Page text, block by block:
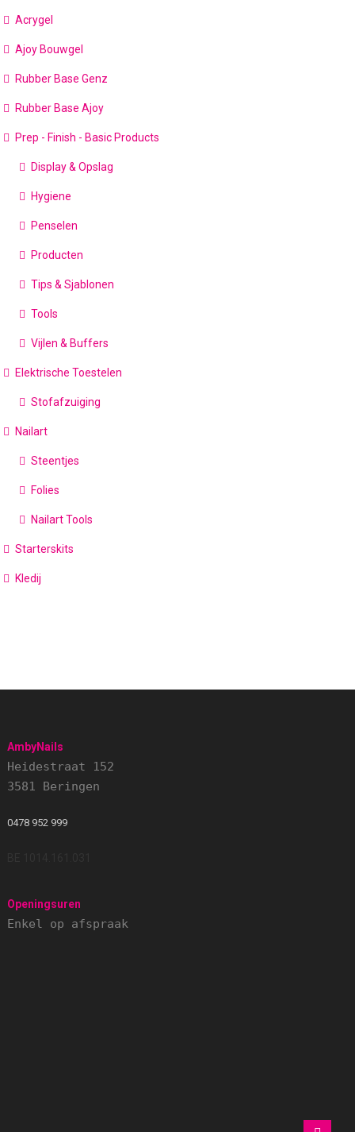
Acrygel
Ajoy Bouwgel
Rubber Base Genz
Rubber Base Ajoy
Prep - Finish - Basic Products
Display & Opslag
Hygiene
Penselen
Producten
Tips & Sjablonen
Tools
Vijlen & Buffers
Elektrische Toestelen
Stofafzuiging
Nailart
Steentjes
Folies
Nailart Tools
Starterskits
Kledij
AmbyNails
Heidestraat 152
3581 Beringen
0478 952 999
Openingsuren
Enkel op afspraak